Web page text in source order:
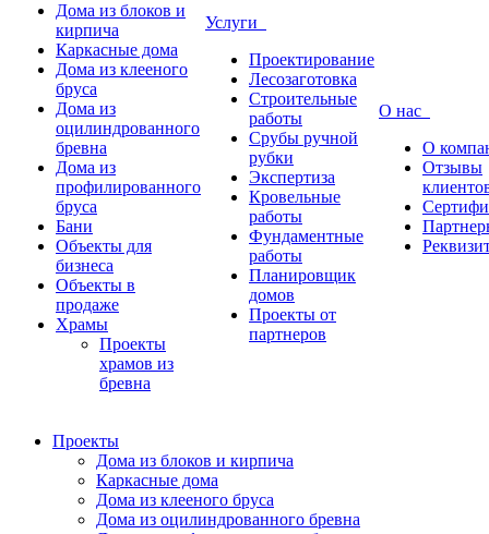
Дома из блоков и
кирпича
Каркасные дома
Дома из клееного
бруса
Дома из
оцилиндрованного
бревна
Дома из
профилированного
бруса
Бани
Объекты для
бизнеса
Объекты в
продаже
Храмы
Проекты
храмов из
бревна
Услуги
Проектирование
Лесозаготовка
Строительные
работы
Срубы ручной
рубки
Экспертиза
Кровельные
работы
Фундаментные
работы
Планировщик
домов
Проекты от
партнеров
О нас
О
Отзывы
Проекты
Дома из блоков и кирпича
Каркасные дома
Дома из клееного бруса
Дома из оцилиндрованного бревна